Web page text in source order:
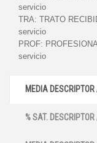
servicio
TRA: TRATO
servicio
PROF:
servicio
MEDIA
% SAT.